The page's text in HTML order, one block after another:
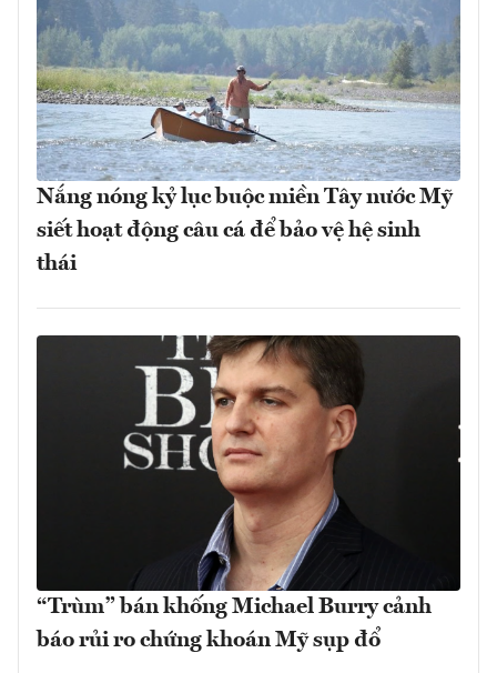
Nắng nóng kỷ lục buộc miền Tây nước Mỹ
siết hoạt động câu cá để bảo vệ hệ sinh
thái
“Trùm” bán khống Michael Burry cảnh
báo rủi ro chứng khoán Mỹ sụp đổ